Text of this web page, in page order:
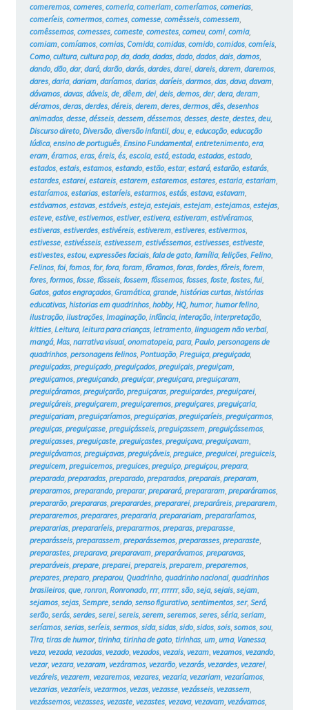
comeremos, comeres, comeria, comeriam, comeríamos, comerias,
comeríeis, comermos, comes, comesse, comêsseis, comessem,
comêssemos, comesses, comeste, comestes, comeu, comi, comia,
comiam, comíamos, comias, Comida, comidas, comido, comidos, comíeis,
Como, cultura, cultura pop, da, dada, dadas, dado, dados, dais, damos,
dando, dão, dar, dará, darão, darás, dardes, darei, dareis, darem, daremos,
dares, daria, dariam, daríamos, darias, daríeis, darmos, das, dava, davam,
dávamos, davas, dáveis, de, dêem, dei, deis, demos, der, dera, deram,
déramos, deras, derdes, déreis, derem, deres, dermos, dês, desenhos
animados, desse, désseis, dessem, déssemos, desses, deste, destes, deu,
Discurso direto, Diversão, diversão infantil, dou, e, educação, educação
lúdica, ensino de português, Ensino Fundamental, entretenimento, era,
eram, éramos, eras, éreis, és, escola, está, estada, estadas, estado,
estados, estais, estamos, estando, estão, estar, estará, estarão, estarás,
estardes, estarei, estareis, estarem, estaremos, estares, estaria, estariam,
estaríamos, estarias, estaríeis, estarmos, estás, estava, estavam,
estávamos, estavas, estáveis, esteja, estejais, estejam, estejamos, estejas,
esteve, estive, estivemos, estiver, estivera, estiveram, estivéramos,
estiveras, estiverdes, estivéreis, estiverem, estiveres, estivermos,
estivesse, estivésseis, estivessem, estivéssemos, estivesses, estiveste,
estivestes, estou, expressões faciais, fala de gato, família, felições, Felino,
Felinos, foi, fomos, for, fora, foram, fôramos, foras, fordes, fôreis, forem,
fores, formos, fosse, fôsseis, fossem, fôssemos, fosses, foste, fostes, fui,
Gatos, gatos engraçados, Gramática, grande, histórias curtas, histórias
educativas, historias em quadrinhos, hobby, HQ, humor, humor felino,
ilustração, ilustrações, Imaginação, infância, interação, interpretação,
kitties, Leitura, leitura para crianças, letramento, linguagem não verbal,
mangá, Mas, narrativa visual, onomatopeia, para, Paulo, personagens de
quadrinhos, personagens felinos, Pontuação, Preguiça, preguiçada,
preguiçadas, preguiçado, preguiçados, preguiçais, preguiçam,
preguiçamos, preguiçando, preguiçar, preguiçara, preguiçaram,
preguiçáramos, preguiçarão, preguiçaras, preguiçardes, preguiçarei,
preguiçáreis, preguiçarem, preguiçaremos, preguiçares, preguiçaria,
preguiçariam, preguiçaríamos, preguiçarias, preguiçaríeis, preguiçarmos,
preguiças, preguiçasse, preguiçásseis, preguiçassem, preguiçássemos,
preguiçasses, preguiçaste, preguiçastes, preguiçava, preguiçavam,
preguiçávamos, preguiçavas, preguiçáveis, preguice, preguicei, preguiceis,
preguicem, preguicemos, preguices, preguiço, preguiçou, prepara,
preparada, preparadas, preparado, preparados, preparais, preparam,
preparamos, preparando, preparar, preparará, prepararam, preparáramos,
prepararão, prepararas, preparardes, prepararei, preparáreis, prepararem,
prepararemos, preparares, prepararia, preparariam, prepararíamos,
prepararias, prepararíeis, prepararmos, preparas, preparasse,
preparásseis, preparassem, preparássemos, preparasses, preparaste,
preparastes, preparava, preparavam, preparávamos, preparavas,
preparáveis, prepare, preparei, prepareis, preparem, preparemos,
prepares, preparo, preparou, Quadrinho, quadrinho nacional, quadrinhos
brasileiros, que, ronron, Ronronado, rrr, rrrrrr, são, seja, sejais, sejam,
sejamos, sejas, Sempre, sendo, senso figurativo, sentimentos, ser, Será,
serão, serás, serdes, serei, sereis, serem, seremos, seres, séria, seriam,
seríamos, serias, seríeis, sermos, sida, sidas, sido, sidos, sois, somos, sou,
Tira, tiras de humor, tirinha, tirinha de gato, tirinhas, um, uma, Vanessa,
veza, vezada, vezadas, vezado, vezados, vezais, vezam, vezamos, vezando,
vezar, vezara, vezaram, vezáramos, vezarão, vezarás, vezardes, vezarei,
vezáreis, vezarem, vezaremos, vezares, vezaria, vezariam, vezaríamos,
vezarias, vezaríeis, vezarmos, vezas, vezasse, vezásseis, vezassem,
vezássemos, vezasses, vezaste, vezastes, vezava, vezavam, vezávamos,